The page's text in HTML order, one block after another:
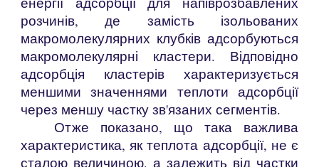
розчинів, де замість ізольованих
макромолекулярних клубків адсорбуються
макромолекулярні кластери. Відповідно
адсорбція кластерів характеризується
меншими значеннями теплоти адсорбції
через меншу частку зв'язаних сегментів.
Отже показано, що така важлива
характеристика, як теплота адсорбції, не є
сталою величиною, а залежить від частки